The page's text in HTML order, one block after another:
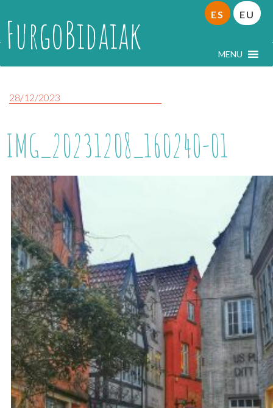
FurgoBidaiak MENU
ES EU
28/12/2023
IMG_20231208_160240-01